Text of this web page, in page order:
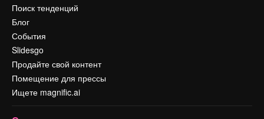
Поиск тенденций
Блог
События
Slidesgo
Продайте свой контент
Помещение для прессы
Ищете magnific.ai